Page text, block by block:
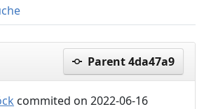
Parent 4da47a9
commited on 2022-06-16